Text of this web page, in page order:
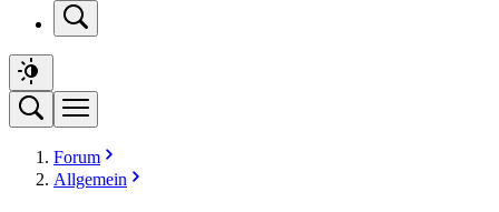
Forum
Allgemein